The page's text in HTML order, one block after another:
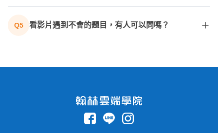
合固定的時間與進度，且通勤耗時；線上課程可讓孩子
依照自己的時間安排學習，遇到不熟的觀念可重複觀看
Q5 看影片遇到不會的題目，有人可以問嗎？
您詳細解答，確保孩子不會把問題留到考場上。